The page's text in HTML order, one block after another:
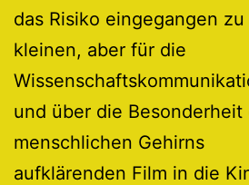
das Risiko eingegangen
kleinen, aber für die
und über die Besonderheit
menschlichen Gehirns
aufklärenden Film in die